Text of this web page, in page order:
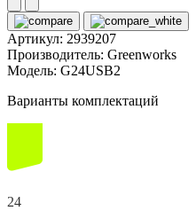
Артикул: 2939207
Производитель: Greenworks
Модель: G24USB2
Варианты комплектаций
24